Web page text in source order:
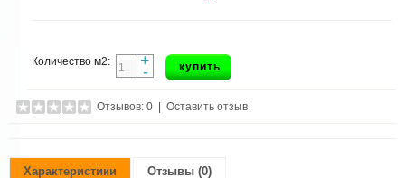
Количество м2: +
- купить
Отзывов: 0 Оставить отзыв
Характеристики Отзывы (0)